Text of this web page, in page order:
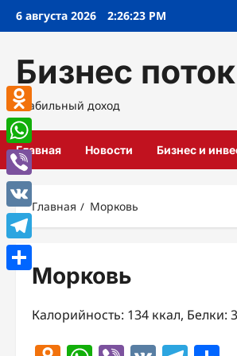
Перейти
6 августа 2026 2:26:24 PM
Бизнес поток
Стабильный доход
Главная Новости Бизнес и
Главная Морковь
Морковь
Калорийность: 134 ккал, Белки:
Odnoklassniki
WhatsApp
Viber
VK
Telegram
Отправить